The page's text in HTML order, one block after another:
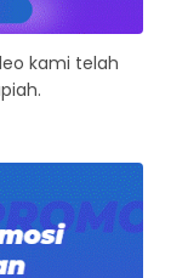
kami telah